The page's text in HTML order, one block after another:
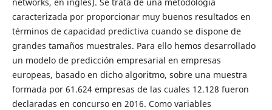
caracterizada por proporcionar muy buenos resultados en
términos de capacidad predictiva cuando se dispone de
grandes tamaños muestrales. Para ello hemos desarrollado
un modelo de predicción empresarial en empresas
europeas, basado en dicho algoritmo, sobre una muestra
formada por 61.624 empresas de las cuales 12.128 fueron
declaradas en concurso en 2016. Como variables